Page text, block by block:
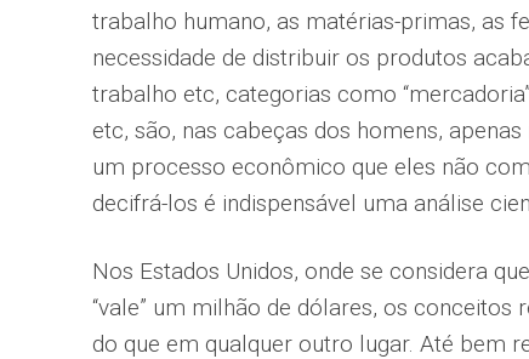
trabalho humano, as matérias-primas, as
necessidade de distribuir os produtos
trabalho etc, categorias como “mercadoria”,
etc, são, nas cabeças dos homens,
um processo econômico que eles não
decifrá-los é indispensável uma análise
Nos Estados Unidos, onde se considera
“vale” um milhão de dólares, os
do que em qualquer outro lugar. Até bem